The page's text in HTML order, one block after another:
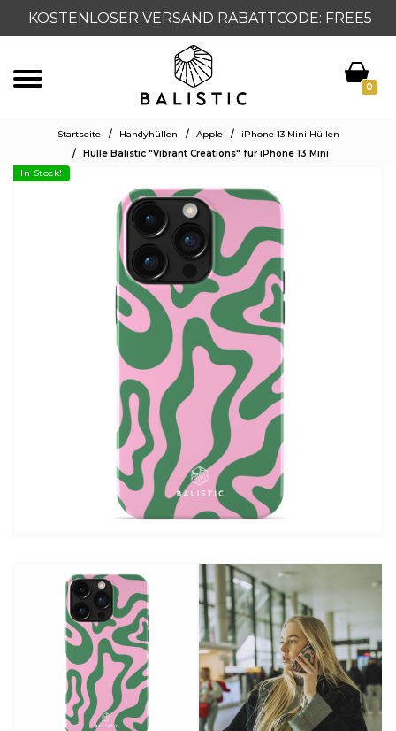
KOSTENLOSER VERSAND RABATTCODE: FREE5
0
Startseite / Handyhüllen / Apple /
iPhone 13 Mini Hüllen
/
Hülle Balistic "Vibrant Creations" für iPhone 13 Mini
In Stock!